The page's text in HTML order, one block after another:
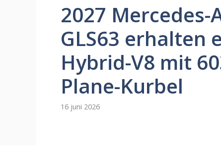
2027 Mercedes-
GLS63 erhalten
Hybrid-V8 mit
Plane-Kurbel
16 juni 2026